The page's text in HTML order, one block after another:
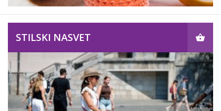
STILSKI NASVET